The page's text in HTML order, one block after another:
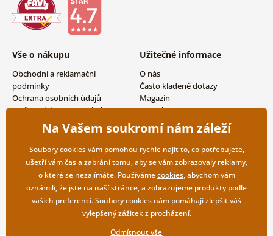
Vše o nákupu
Obchodní a reklamační
podmínky
Ochrana osobních údajů
Možnosti dopravy a platby
Vrácení zboží
Užitečné informace
O nás
Často kladené dotazy
Magazín
Kontakty
Velkoobchodní spolupráce
Na Vašem soukromí nám záleží
Soubory cookies vám pomohou rychle najít to, co potřebujete,
ušetří vám čas a zabrání tomu, aby se vám zobrazovaly reklamy,
o které se nezajímáte. Používámecookies, abychom vám
oznámili, že jste na naší stránce, a zobrazujeme produkty podle
vašich preferencí. Soubory cookies nám pomáhají zlepšit váš
vylepšený zážitek z procházení.
Odmítnout vše